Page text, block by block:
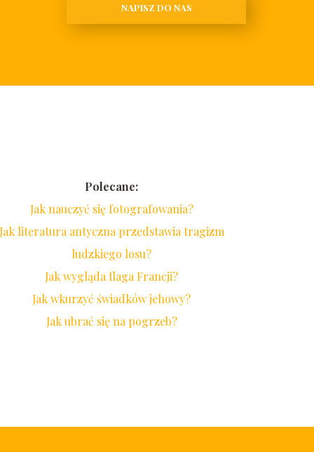
NAPISZ DO NAS
Polecane:
Jak nauczyć się fotografowania?
Jak literatura antyczna przedstawia tragizm
ludzkiego losu?
Jak wygląda flaga Francji?
Jak wkurzyć świadków jehowy?
Jak ubrać się na pogrzeb?